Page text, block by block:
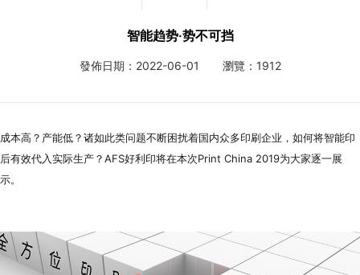
Foliant
Zechini
解决方案
行业资讯
智能趋势·势不可挡
發佈日期：2022-06-01 瀏覽：1912
成本高？产能低？诸如此类问题不断困扰着国内众多印刷企业，如何将智能印
后有效代入实际生产？AFS好利印将在本次Print China 2019为大家逐一展
示。